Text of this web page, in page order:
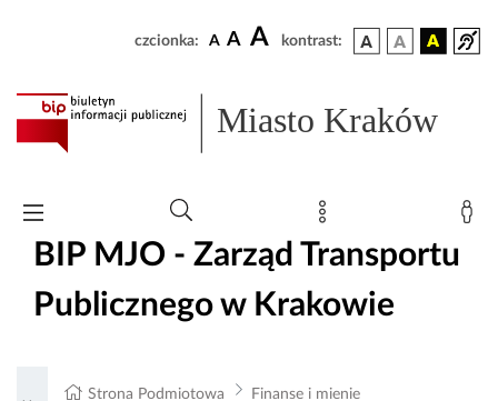
czcionka: A A A kontrast:
Miasto Kraków
BIP MJO - Zarząd Transportu
Publicznego w Krakowie
Strona Podmiotowa
Finanse i mienie